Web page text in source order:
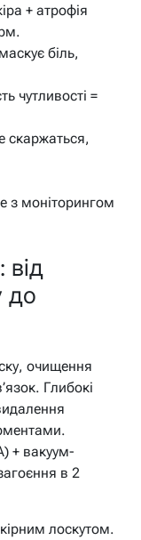
+ атрофія
біль,
чутливості =
скаржаться,
з моніторингом
від
до
очищення
Глибокі
+ вакуум-
в 2
лоскутом.